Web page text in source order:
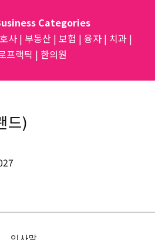
Categories
사 | 부동산 | 보험 | 융자 | 치과 |
프랙틱 | 한의원
드)